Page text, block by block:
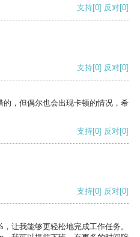
支持[0] 反对[0]
支持[0] 反对[0]
，但偶尔也会出现卡顿的情况，希
支持[0] 反对[0]
支持[0] 反对[0]
让我能够更轻松地完成工作任务。